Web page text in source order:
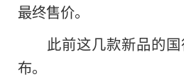
最终售价。
此前这几款新品的
布。